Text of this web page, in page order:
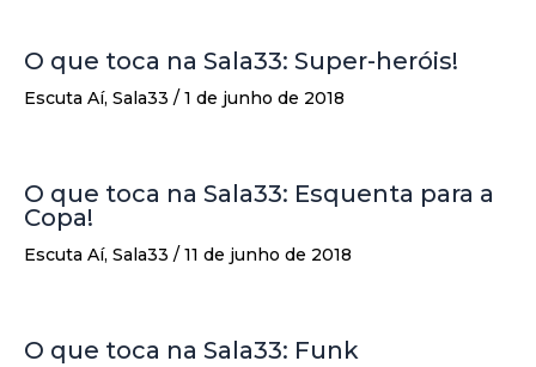
O que toca na Sala33: Super-heróis!
Escuta Aí, Sala33 / 1 de junho de 2018
O que toca na Sala33: Esquenta para a
Copa!
Escuta Aí, Sala33 / 11 de junho de 2018
O que toca na Sala33: Funk